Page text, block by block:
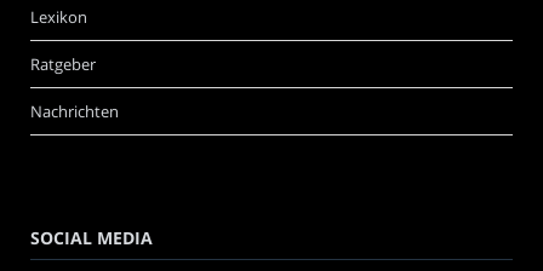
Lexikon
Ratgeber
Nachrichten
SOCIAL MEDIA